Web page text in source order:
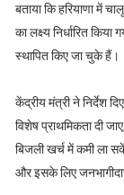
बताया कि हरियाणा में
का लक्ष्य निर्धारित
स्थापित किए जा चुके हैं।
केंद्रीय मंत्री ने निर्देश
विशेष प्राथमिकता दी
बिजली खर्च में कमी ला
और इसके लिए